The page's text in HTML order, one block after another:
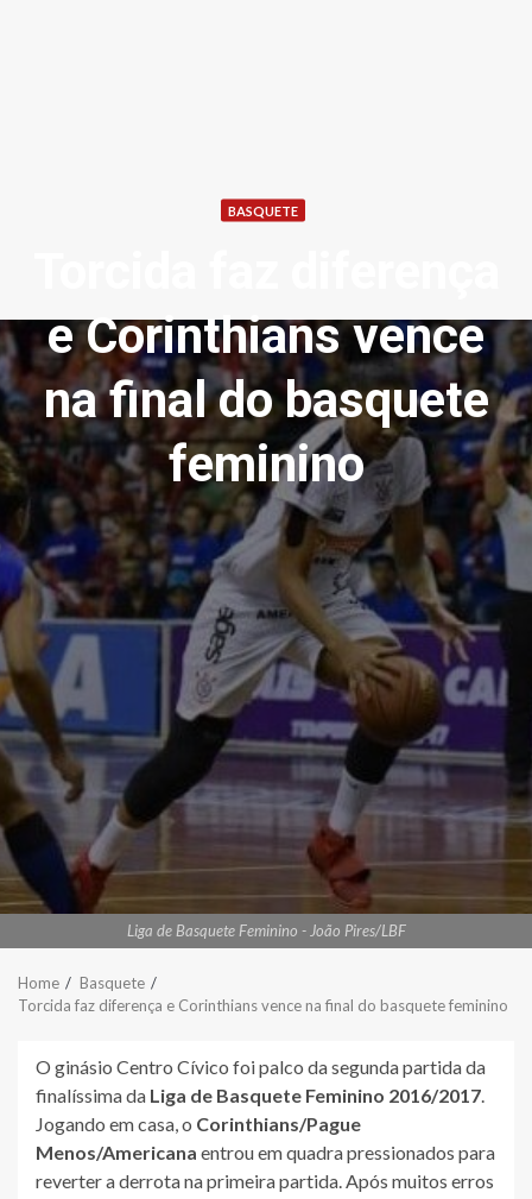
BASQUETE
e Corinthians vence
na final do basquete
feminino
Liga de Basquete Feminino - João Pires/LBF
Home
Basquete
Torcida faz diferença e Corinthians vence na final do basquete feminino
O ginásio Centro Cívico foi palco da segunda partida da
finalíssima da Liga de Basquete Feminino 2016/2017.
Jogando em casa, o Corinthians/Pague
Menos/Americana entrou em quadra pressionados para
reverter a derrota na primeira partida. Após muitos erros